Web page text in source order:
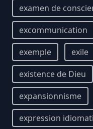
examen de
excommunication
exemple
exile
existence de Dieu
expansionnisme
expression